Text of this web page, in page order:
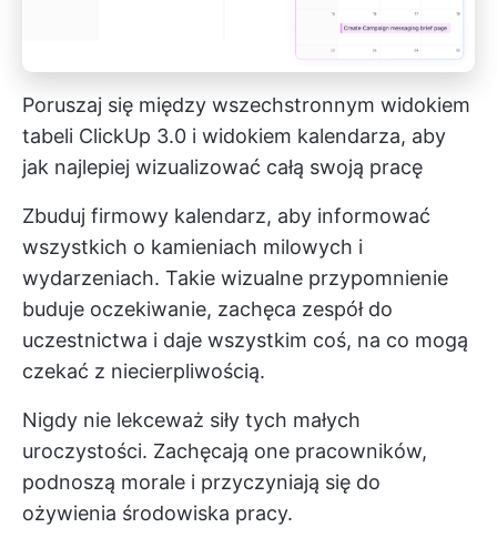
Poruszaj się między wszechstronnym widokiem
tabeli ClickUp 3.0 i widokiem kalendarza, aby
jak najlepiej wizualizować całą swoją pracę
Zbuduj firmowy kalendarz, aby informować
wszystkich o kamieniach milowych i
wydarzeniach. Takie wizualne przypomnienie
buduje oczekiwanie, zachęca zespół do
uczestnictwa i daje wszystkim coś, na co mogą
czekać z niecierpliwością.
Nigdy nie lekceważ siły tych małych
uroczystości. Zachęcają one pracowników,
podnoszą morale i przyczyniają się do
ożywienia środowiska pracy.